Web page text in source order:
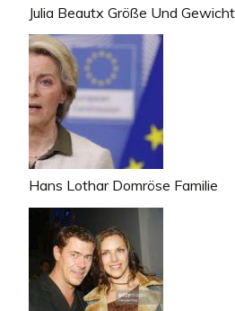
Julia Beautx Größe Und Gewicht
Hans Lothar Domröse Familie